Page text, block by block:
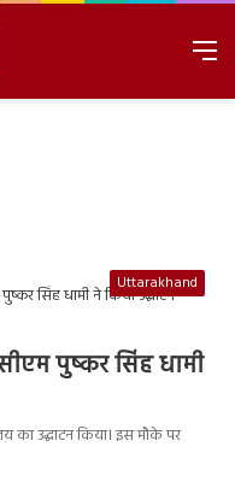
Uttarakhand
पुष्कर सिंह धामी
का उद्घाटन किया। इस मौके पर